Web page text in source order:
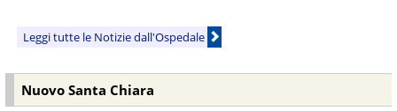
Leggi tutte le Notizie dall'Ospedale
Nuovo Santa Chiara